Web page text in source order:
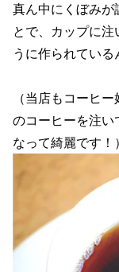
真ん中にくぼみが
とで、カップに
うに作られている
（当店もコーヒ
のコーヒーを注い
なって綺麗です！）